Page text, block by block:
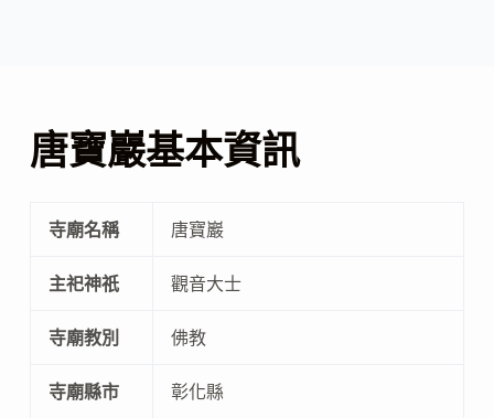
唐寶巖基本資訊
寺廟名稱 唐寶巖
主祀神祇 觀音大士
寺廟教別 佛教
寺廟縣市 彰化縣